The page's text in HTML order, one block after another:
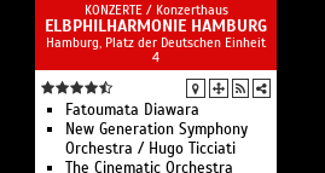
KONZERTE / Konzerthaus
ELBPHILHARMONIE HAMBURG
Hamburg, Platz der Deutschen Einheit
4
Fatoumata Diawara
New Generation Symphony
Orchestra / Hugo Ticciati
The Cinematic Orchestra